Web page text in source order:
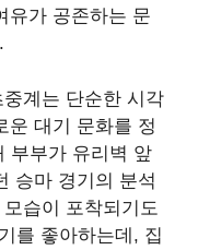
유가 공존하는 문
계는 단순한 시각
운 대기 문화를 정
부부가 유리벽 앞
승마 경기의 분석
습이 포착되기도
를 좋아하는데, 집